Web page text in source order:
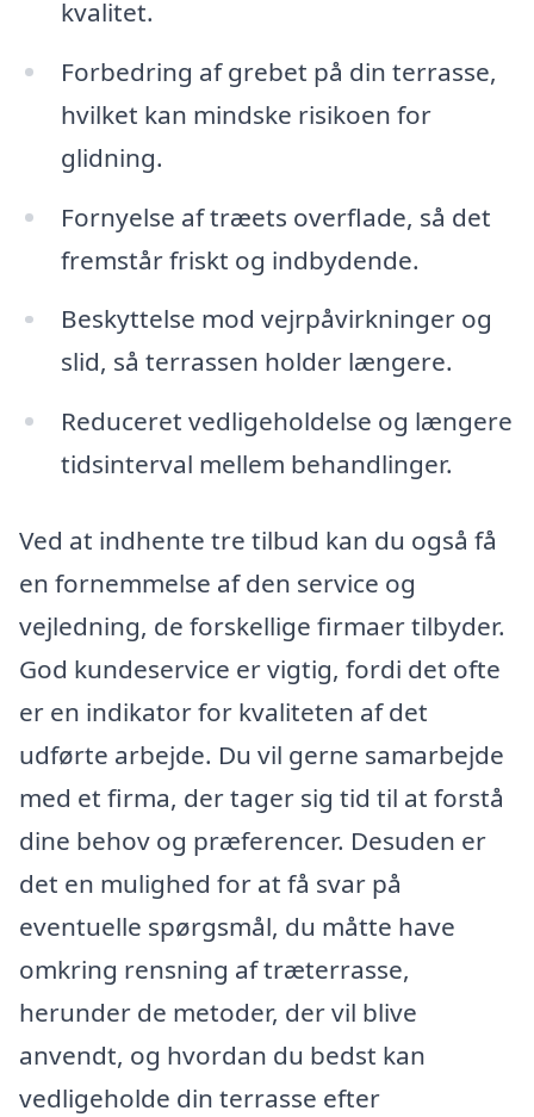
kvalitet.
Forbedring af grebet på din terrasse,
hvilket kan mindske risikoen for
glidning.
Fornyelse af træets overflade, så det
fremstår friskt og indbydende.
Beskyttelse mod vejrpåvirkninger og
slid, så terrassen holder længere.
Reduceret vedligeholdelse og længere
tidsinterval mellem behandlinger.
Ved at indhente tre tilbud kan du også få
en fornemmelse af den service og
vejledning, de forskellige firmaer tilbyder.
God kundeservice er vigtig, fordi det ofte
er en indikator for kvaliteten af det
udførte arbejde. Du vil gerne samarbejde
med et firma, der tager sig tid til at forstå
dine behov og præferencer. Desuden er
det en mulighed for at få svar på
eventuelle spørgsmål, du måtte have
omkring rensning af træterrasse,
herunder de metoder, der vil blive
anvendt, og hvordan du bedst kan
vedligeholde din terrasse efter